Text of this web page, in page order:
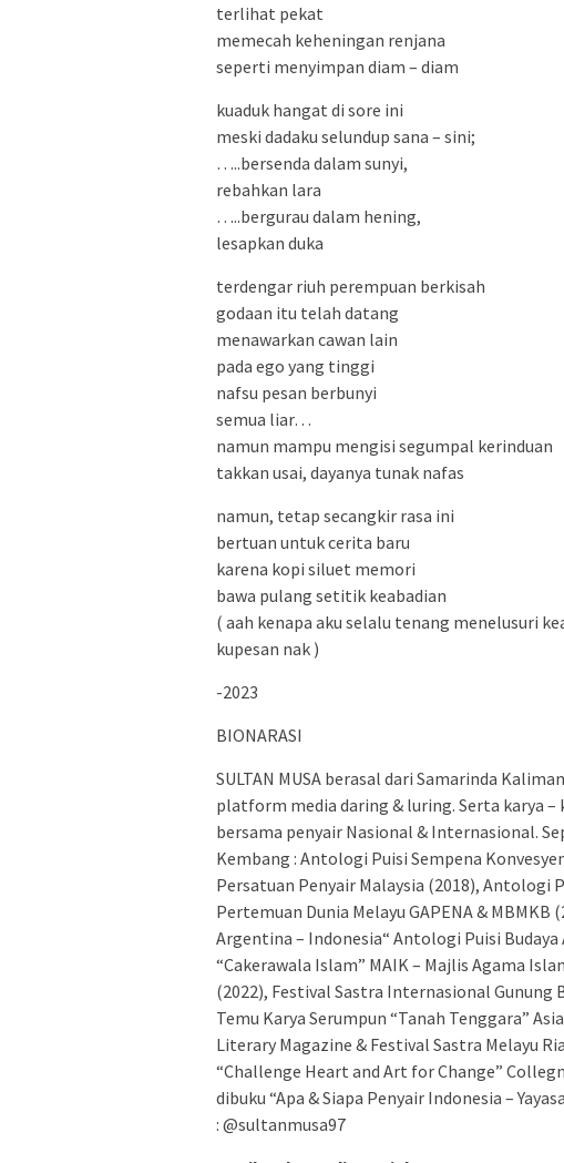
terlihat pekat
memecah keheningan renjana
seperti menyimpan diam – diam
kuaduk hangat di sore ini
meski dadaku selundup sana – sini;
…..bersenda dalam sunyi,
rebahkan lara
…..bergurau dalam hening,
lesapkan duka
terdengar riuh perempuan berkisah
godaan itu telah datang
menawarkan cawan lain
pada ego yang tinggi
nafsu pesan berbunyi
semua liar…
namun mampu mengisi segumpal kerinduan
takkan usai, dayanya tunak nafas
namun, tetap secangkir rasa ini
bertuan untuk cerita baru
karena kopi siluet memori
bawa pulang setitik keabadian
( aah kenapa aku selalu tenang menelusuri
kupesan nak )
-2023
BIONARASI
SULTAN MUSA berasal dari Samarinda
platform media daring & luring. Serta karya
bersama penyair Nasional & Internasional.
Kembang : Antologi Puisi Sempena
Persatuan Penyair Malaysia (2018), Antologi
Pertemuan Dunia Melayu GAPENA &
Argentina – Indonesia“ Antologi Puisi
“Cakerawala Islam” MAIK – Majlis Agama
(2022), Festival Sastra Internasional Gunung
Temu Karya Serumpun “Tanah Tenggara”
Literary Magazine & Festival Sastra Melayu
“Challenge Heart and Art for Change”
dibuku “Apa & Siapa Penyair Indonesia –
: @sultanmusa97